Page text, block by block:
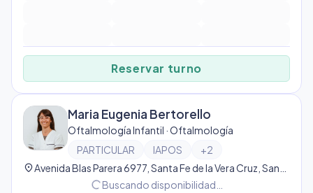
Reservar turno
Maria Eugenia Bertorello
Oftalmología Infantil · Oftalmología
PARTICULAR
IAPOS +2
location_on
progress_activityBuscando disponibilidad…